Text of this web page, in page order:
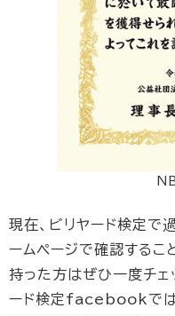
現在、ビリヤード検定で
ームページで確認するこ
持った方はぜひ一度チェ
ード検定facebookでは